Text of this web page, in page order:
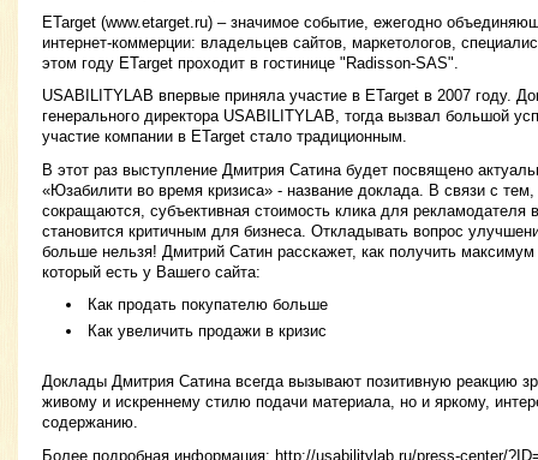
ETarget (www.etarget.ru) – значимое событие, ежегодно
интернет-коммерции: владельцев сайтов, маркетологов,
этом году ETarget проходит в гостинице "Radisson-SAS".
USABILITYLAB впервые приняла участие в ETarget в 2007 году.
генерального директора USABILITYLAB, тогда вызвал большой
участие компании в ETarget стало традиционным.
В этот раз выступление Дмитрия Сатина будет посвящено
«Юзабилити во время кризиса» - название доклада. В связи с
сокращаются, субъективная стоимость клика для рекламодателя
становится критичным для бизнеса. Откладывать вопрос
больше нельзя! Дмитрий Сатин расскажет, как получить максимум
который есть у Вашего сайта:
Как продать покупателю больше
Как увеличить продажи в кризис
Доклады Дмитрия Сатина всегда вызывают позитивную реакцию
живому и искреннему стилю подачи материала, но и яркому,
содержанию.
Более подробная информация: http://usabilitylab.ru/press-center/